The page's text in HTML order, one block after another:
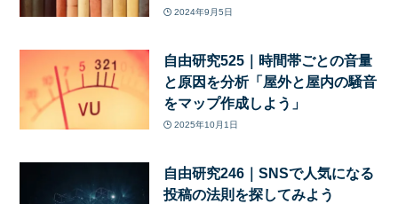
2024年9月5日
自由研究525｜時間帯ごとの音量
と原因を分析「屋外と屋内の騒音
をマップ作成しよう」
2025年10月1日
自由研究246｜SNSで人気になる
投稿の法則を探してみよう